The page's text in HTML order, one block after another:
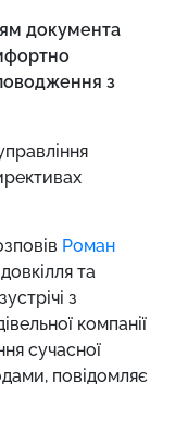
документа
з
Роман
та
з
компанії
сучасної
повідомляє